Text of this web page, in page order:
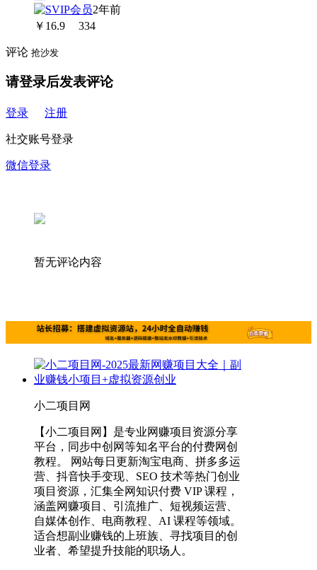
2年前
￥ 16.9 334
评论 抢沙发
请登录后发表评论
登录 注册
社交账号登录
微信登录
暂无评论内容
小二项目网
【小二项目网】是专业网赚项目资源分享
平台，同步中创网等知名平台的付费网创
教程。 网站每日更新淘宝电商、拼多多运
营、抖音快手变现、SEO 技术等热门创业
项目资源，汇集全网知识付费 VIP 课程，
涵盖网赚项目、引流推广、短视频运营、
自媒体创作、电商教程、AI 课程等领域。
适合想副业赚钱的上班族、寻找项目的创
业者、希望提升技能的职场人。